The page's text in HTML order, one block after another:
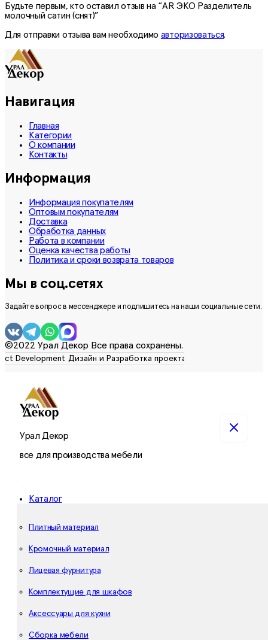
Будьте первым, кто оставил отзыв на “AR ЭКО Разделитель
молочный сатин (снят)”
Для отправки отзыва вам необходимо авторизоваться.
Навигация
Главная
Категории
О компании
Контакты
Информация
Информация покупателям
Оптовым покупателям
Доставка
Обработка данных
Работа в компании
Оценка качества работы
Политика и сроки возврата товаров
Мы в соц.сетях
Задайте вопрос в мессенджере и подпишитесь на наши социальные сети.
©2022 Урал Декор Все права сохранены.
Урал Декор
все для производства мебели
Каталог
Плитный материал
Кромочный материал
Лицевая фурнитура
Комплектущие для шкафов
Аксессуары для кухни
Сборка мебели